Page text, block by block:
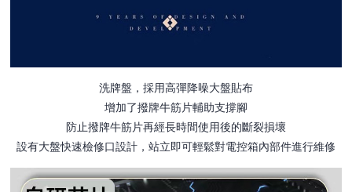
洗牌盤，採用高彈降噪大盤貼布
增加了撥牌牛筋片輔助支撐腳
防止撥牌牛筋片再經長時間使用後的斷裂損壞
設有大盤快速檢修口設計，站立即可輕鬆對電控箱內部件進行維修